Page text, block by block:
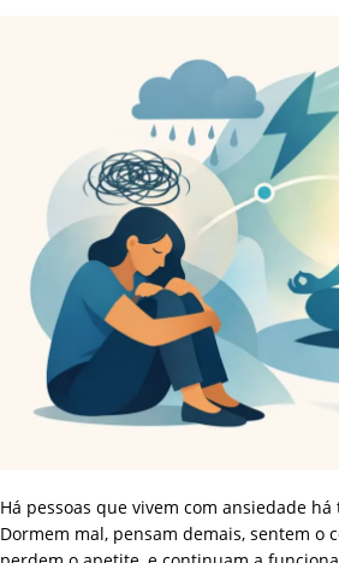
Há pessoas que vivem com ansiedade
Dormem mal, pensam demais, sentem o